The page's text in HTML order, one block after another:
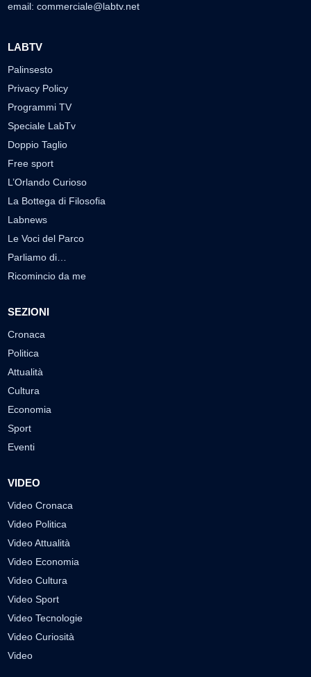
email: commerciale@labtv.net
LABTV
Palinsesto
Privacy Policy
Programmi TV
Speciale LabTv
Doppio Taglio
Free sport
L’Orlando Curioso
La Bottega di Filosofia
Labnews
Le Voci del Parco
Parliamo di…
Ricomincio da me
SEZIONI
Cronaca
Politica
Attualità
Cultura
Economia
Sport
Eventi
VIDEO
Video Cronaca
Video Politica
Video Attualità
Video Economia
Video Cultura
Video Sport
Video Tecnologie
Video Curiosità
Video